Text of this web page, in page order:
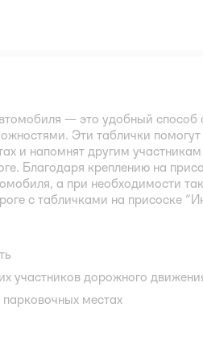
— это удобный способ
Эти таблички
и напомнят другим
Благодаря креплению на
а при необходимости
с табличками на присоске
участников дорожного
местах